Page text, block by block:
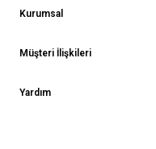
Kurumsal
Müşteri İlişkileri
Yardım